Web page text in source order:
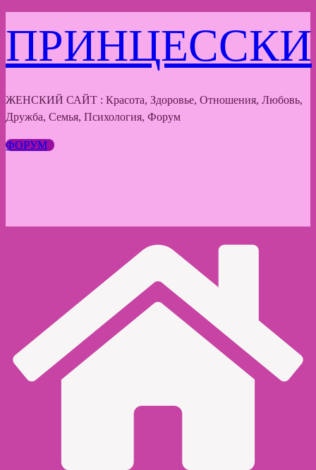
к
содержимому
ПРИНЦЕССКИ
ЖЕНСКИЙ САЙТ : Красота, Здоровье, Отношения, Любовь,
Дружба, Семья, Психология, Форум
ФОРУМ